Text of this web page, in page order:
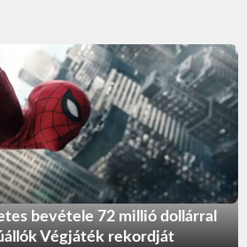
bevétele 72 millió dollárral
Végjáték rekordját